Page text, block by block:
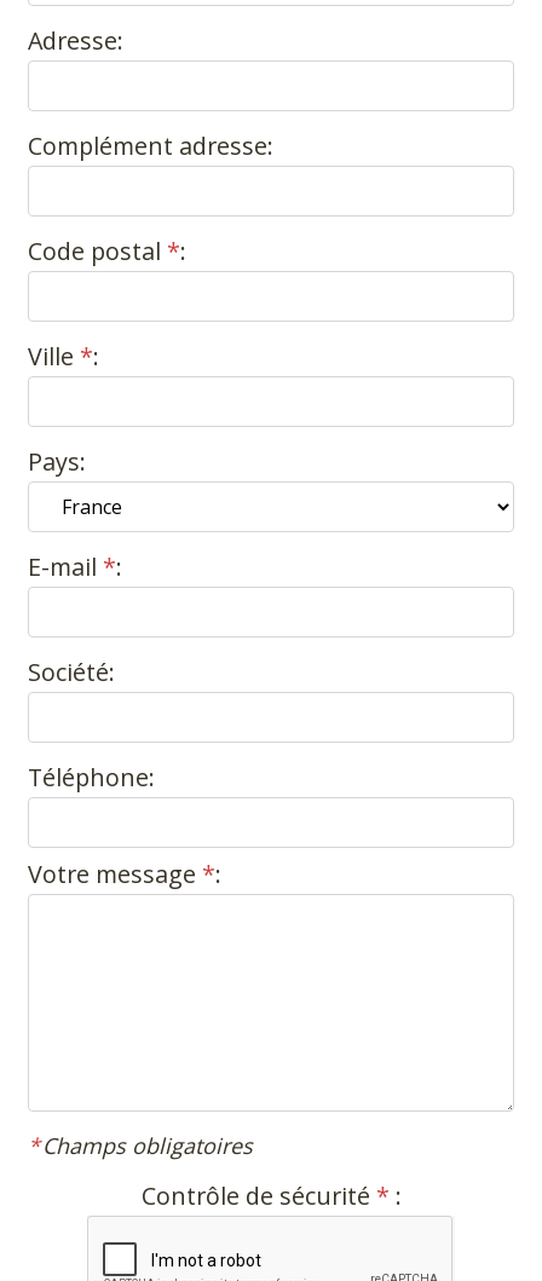
Adresse:
Complément adresse:
Code postal *:
Ville *:
Pays:
E-mail *:
Société:
Téléphone:
Votre message *:
Champs obligatoires
Contrôle de sécurité * :